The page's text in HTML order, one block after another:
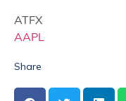
ATFX
AAPL
Share